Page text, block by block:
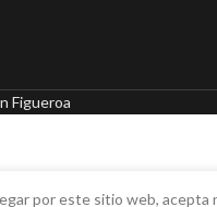
Figueroa
por este sitio web, acepta